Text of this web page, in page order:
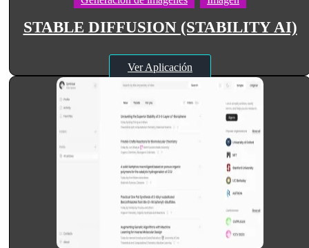
STABLE DIFFUSION (STABILITY AI)
Ver Aplicación